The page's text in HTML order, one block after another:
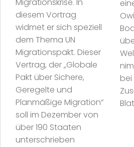
Migrationskrise. In
diesem Vortrag
widmet er sich speziell
dem Thema UN
Migrationspakt. Dieser
Vertrag, der „Globale
Pakt über Sichere,
Geregelte und
Planmäßige Migration“
soll im Dezember von
über 190 Staaten
unterschrieben